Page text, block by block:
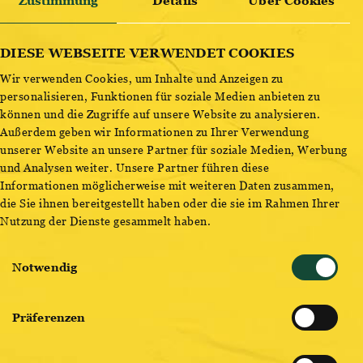
OTTAKRINGER BRAUEREI
OTTAKRINGER BRAUEREI 22:00
Der größte Halloween Rave Wiens. Für eine Nacht wird
die Ottakringer Brauerei zum Geisterschloss. Werft euch
in die ausgefallensten Kostüme und begebt euch mit uns
auf ein schauriges Abenteuer auf 3 Floors. Wir treiben es
wieder bunt.
Möchtest du eine Erinnerung erhalten oder das Event mit
DIESE WEBSEITE VERWENDET COOKIES
Wir verwenden Cookies, um Inhalte und Anzeigen zu
personalisieren, Funktionen für soziale Medien anbieten zu
können und die Zugriffe auf unsere Website zu analysieren.
Außerdem geben wir Informationen zu Ihrer Verwendung
unserer Website an unsere Partner für soziale Medien, Werbung
und Analysen weiter. Unsere Partner führen diese
Informationen möglicherweise mit weiteren Daten zusammen,
die Sie ihnen bereitgestellt haben oder die sie im Rahmen Ihrer
Nutzung der Dienste gesammelt haben.
Notwendig
Präferenzen